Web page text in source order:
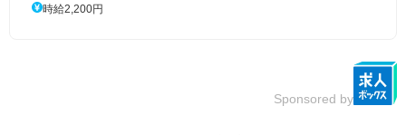
時給2,200円
Sponsored by